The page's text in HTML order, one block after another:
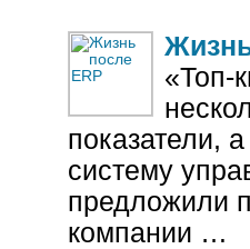
«Топ-
показатели,
систему
предложили
компании …